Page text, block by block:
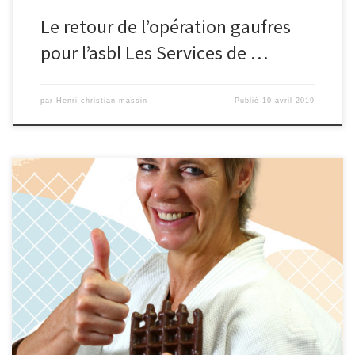
Le retour de l’opération gaufres
pour l’asbl Les Services de …
par Henri-christian massin Publié 10 avril 2019
Merci à tous ceux qui nous ont fait confiance en achetant nos
gaufres et qui ont soutenu notre action cette année ! Merci à tous
les bénévoles, les bénéficiaires et le personnel des ASBL
partenaires de l’opération gaufres 2019 grâce auxquels nous
avons vendu 120.550 gaufres cette année. Un résultat […]